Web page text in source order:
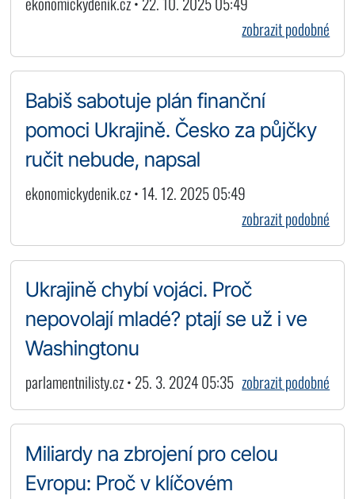
zobrazit podobné
Babiš sabotuje plán finanční
pomoci Ukrajině. Česko za půjčky
ručit nebude, napsal
ekonomickydenik.cz • 14. 12. 2025 05:49
zobrazit podobné
Ukrajině chybí vojáci. Proč
nepovolají mladé? ptají se už i ve
Washingtonu
parlamentnilisty.cz • 25. 3. 2024 05:35 zobrazit podobné
Miliardy na zbrojení pro celou
Evropu: Proč v klíčovém